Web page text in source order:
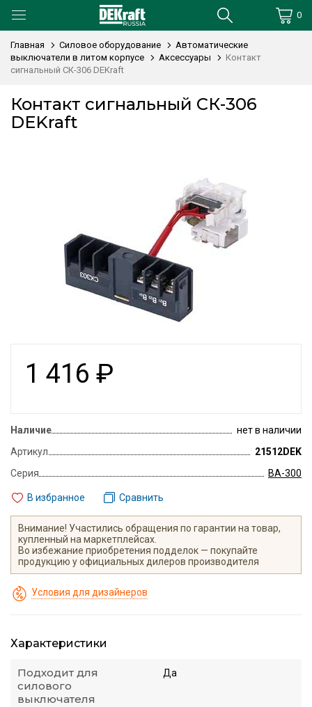
0
Главная Силовое оборудование
Автоматические
выключатели в литом корпусе
Аксессуары
Контакт
сигнальный СК-306 DEKraft
Контакт сигнальный СК-306
DEKraft
1 416 ₽
Наличие
нет в наличии
Артикул
21512DEK
Серия
ВА-300
В избранное Сравнить
Внимание! Участились обращения по гарантии на товар,
купленный на маркетплейсах.
Во избежание приобретения подделок — покупайте
продукцию у официальных дилеров производителя
Условия для дизайнеров
Характеристики
Подходит для
силового
выключателя
Да